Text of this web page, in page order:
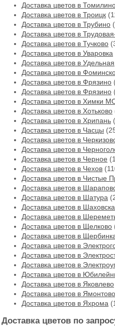
Доставка цветов в
Доставка цветов в Троицк
Доставка цветов в Трубино
Доставка цветов в
Доставка цветов в Тучково
Доставка цветов в Уваровка
Доставка цветов в Удельная
Доставка цветов в
Доставка цветов в Фрязино
Доставка цветов в Фрязино
Доставка цветов в Химки
Доставка цветов в Хотьково
Доставка цветов в Хрипань
Доставка цветов в Часцы
Доставка цветов в
Доставка цветов в
Доставка цветов в Черное
Доставка цветов в Чехов
Доставка цветов в Чистые
Доставка цветов в
Доставка цветов в Шатура
Доставка цветов в
Доставка цветов в
Доставка цветов в Щелково
Доставка цветов в
Доставка цветов в
Доставка цветов в
Доставка цветов в
Доставка цветов в
Доставка цветов в Яковлево
Доставка цветов в Ямонтово
Доставка цветов в Яхрома
Доставка цветов по